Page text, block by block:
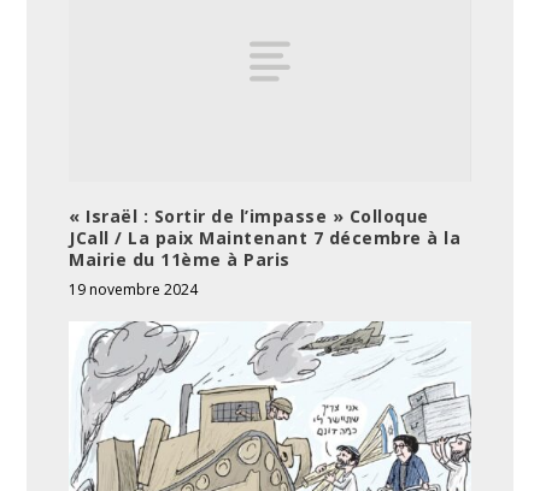
« Israël : Sortir de l’impasse » Colloque
JCall / La paix Maintenant 7 décembre à la
Mairie du 11ème à Paris
19 novembre 2024